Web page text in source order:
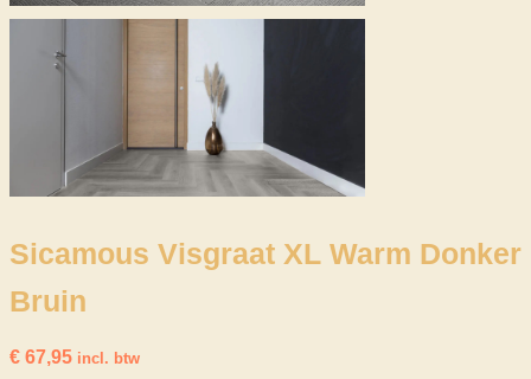
Sicamous Visgraat XL Warm Donker
Bruin
€ 67,95 incl. btw